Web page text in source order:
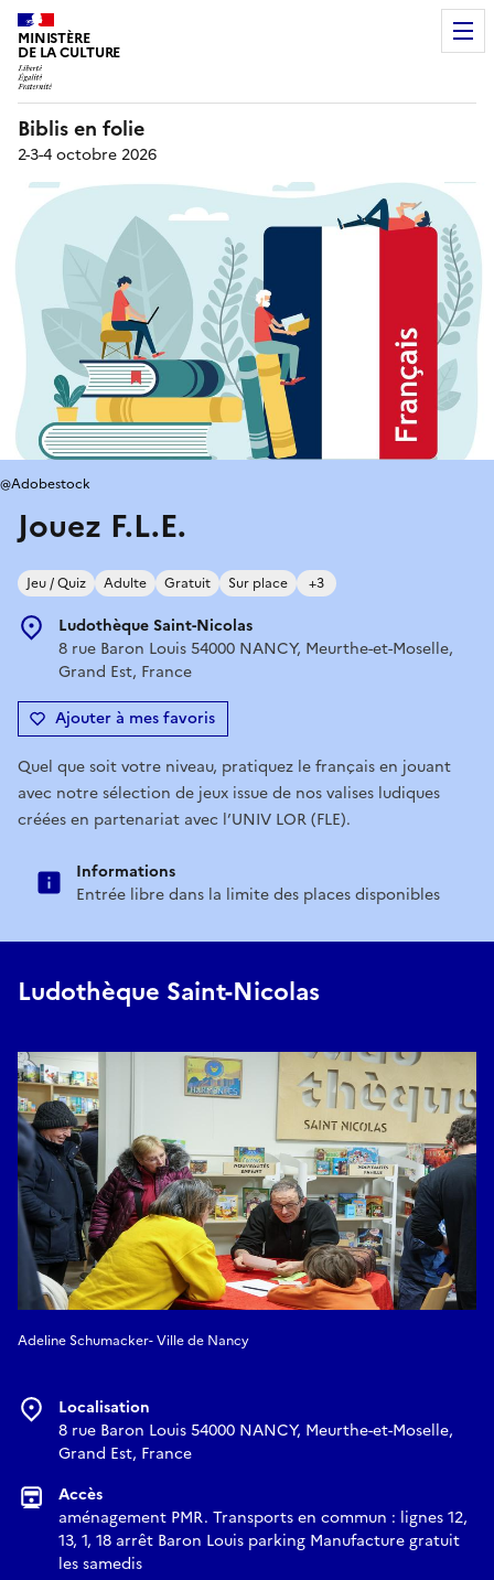
MINISTÈRE
DE LA CULTURE
Biblis en folie
2-3-4 octobre 2026
Jouez F.L.E.
Jeu / Quiz Adulte Gratuit Sur place +3
Ludothèque Saint-Nicolas
8 rue Baron Louis 54000 NANCY, Meurthe-et-Moselle,
Grand Est, France
Ajouter à mes favoris
@Adobestock
Quel que soit votre niveau, pratiquez le français en jouant
avec notre sélection de jeux issue de nos valises ludiques
créées en partenariat avec l’UNIV LOR (FLE).
Informations
Entrée libre dans la limite des places disponibles
Ludothèque Saint-Nicolas
Adeline Schumacker- Ville de Nancy
Localisation
8 rue Baron Louis 54000 NANCY, Meurthe-et-Moselle,
Grand Est, France
Accès
aménagement PMR. Transports en commun : lignes 12,
13, 1, 18 arrêt Baron Louis parking Manufacture gratuit
les samedis